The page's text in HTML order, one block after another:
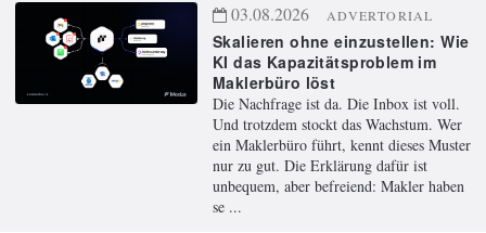
03.08.2026 ADVERTORIAL
Skalieren ohne einzustellen: Wie
KI das Kapazitätsproblem im
Maklerbüro löst
Die Nachfrage ist da. Die Inbox ist voll.
Und trotzdem stockt das Wachstum. Wer
ein Maklerbüro führt, kennt dieses Muster
nur zu gut. Die Erklärung dafür ist
unbequem, aber befreiend: Makler haben
se ...